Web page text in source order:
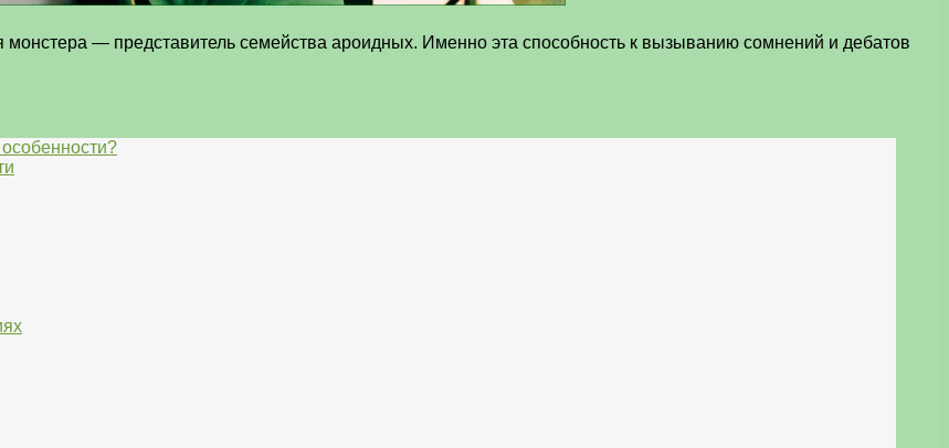
монстера — представитель семейства ароидных. Именно эта способность к вызыванию сомнений и дебатов